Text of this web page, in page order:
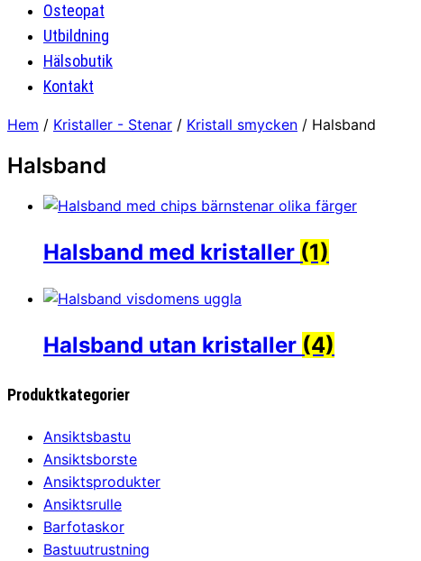
Osteopat
Utbildning
Hälsobutik
Kontakt
Hem / Kristaller - Stenar / Kristall smycken / Halsband
Halsband
Halsband med kristaller (1)
Halsband utan kristaller (4)
Produktkategorier
Ansiktsbastu
Ansiktsborste
Ansiktsprodukter
Ansiktsrulle
Barfotaskor
Bastuutrustning